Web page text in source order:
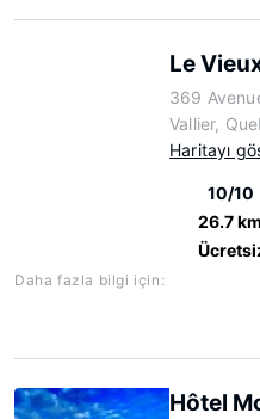
Le
369
Vallier,
Haritayı
10/10
26.7 km
Daha fazla bilgi için:
Hôtel